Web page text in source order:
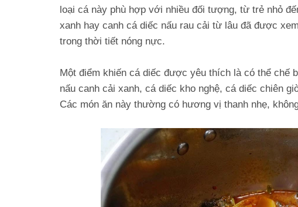
loại cá này phù hợp với nhiều đối tượng, từ trẻ nhỏ
xanh hay canh cá diếc nấu rau cải từ lâu đã được
trong thời tiết nóng nực.
Một điểm khiến cá diếc được yêu thích là có thể chế
nấu canh cải xanh, cá diếc kho nghệ, cá diếc chiên
Các món ăn này thường có hương vị thanh nhẹ,